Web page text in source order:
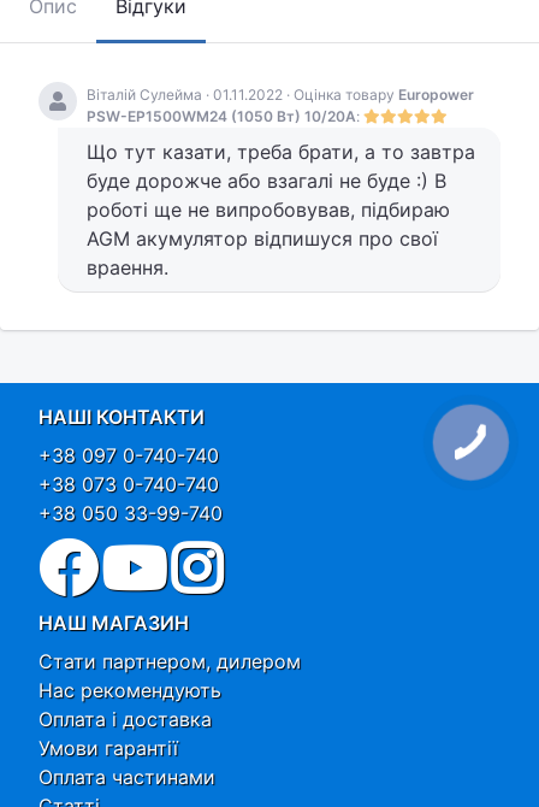
Опис Відгуки
Віталій Сулейма · 01.11.2022 · Оцінка товару Europower
PSW-EP1500WM24 (1050 Вт) 10/20А:
Що тут казати, треба брати, а то завтра
буде дорожче або взагалі не буде :) В
роботі ще не випробовував, підбираю
AGM акумулятор відпишуся про свої
враення.
НАШІ КОНТАКТИ
+38 097 0-740-740
+38 073 0-740-740
+38 050 33-99-740
НАШ МАГАЗИН
Стати партнером, дилером
Нас рекомендують
Оплата і доставка
Умови гарантії
Оплата частинами